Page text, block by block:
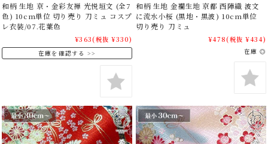
和柄 生地 京・金彩友禅 光悦垣文 (全7
色) 10cm単位 切り売り 刀ミュ コスプ
レ衣装/07.花葉色
¥363(税抜 ¥330)
在庫を確認する
和柄 生地 金襴生地 京都 西陣織 波文
に流水小桜 (黒地・黒波) 10cm単位
切り売り 刀ミュ
¥478(税抜 ¥434)
在庫 ◎